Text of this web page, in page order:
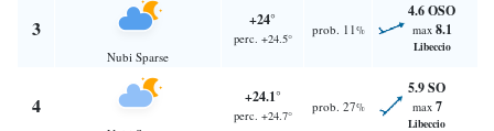
3
Nubi Sparse
+24°
perc. +24.5°
prob. 11%
4.6 OSO
max 8.1
Libeccio
4 +24.1°
perc. +24.7°
prob. 27%
5.9 SO
max 7
Libeccio